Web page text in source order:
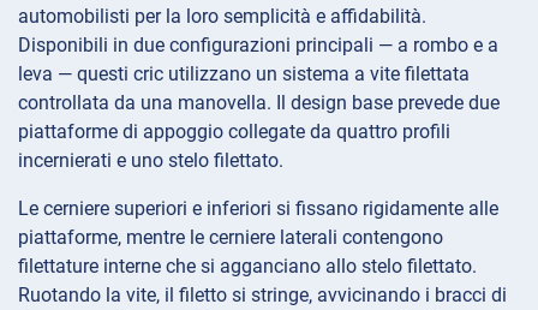
automobilisti per la loro semplicità e affidabilità.
Disponibili in due configurazioni principali — a rombo e a
leva — questi cric utilizzano un sistema a vite filettata
controllata da una manovella. Il design base prevede due
piattaforme di appoggio collegate da quattro profili
incernierati e uno stelo filettato.
Le cerniere superiori e inferiori si fissano rigidamente alle
piattaforme, mentre le cerniere laterali contengono
filettature interne che si agganciano allo stelo filettato.
Ruotando la vite, il filetto si stringe, avvicinando i bracci di